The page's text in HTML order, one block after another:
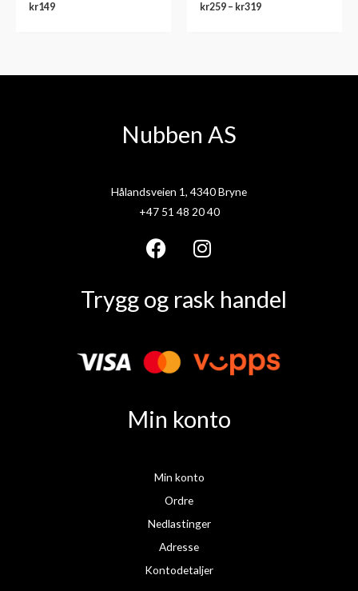
kr149 kr259 – kr319
Nubben AS
Hålandsveien 1, 4340 Bryne
+47 51 48 20 40
F
c
b
o
I
n
s
g
m
Trygg og rask handel
Min konto
Min konto
Ordre
Nedlastinger
Adresse
Kontodetaljer